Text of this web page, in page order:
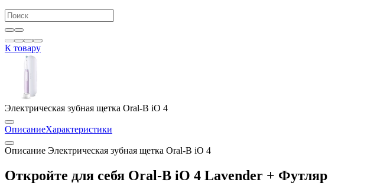
К товару
Электрическая зубная щетка Oral-B iO 4
ОписаниеХарактеристики
Описание Электрическая зубная щетка Oral-B iO 4
Откройте для себя Oral-B iO 4 Lavender + Футляр